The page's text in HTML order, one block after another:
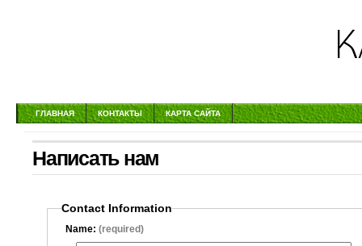
ГЛАВНАЯ КОНТАКТЫ КАРТА САЙТА
Написать нам
Contact Information
Name: (required)